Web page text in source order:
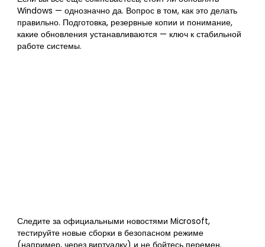
Windows — однозначно да. Вопрос в том, как это делать
правильно. Подготовка, резервные копии и понимание,
какие обновления устанавливаются — ключ к стабильной
работе системы.
Следите за официальными новостями Microsoft,
тестируйте новые сборки в безопасном режиме